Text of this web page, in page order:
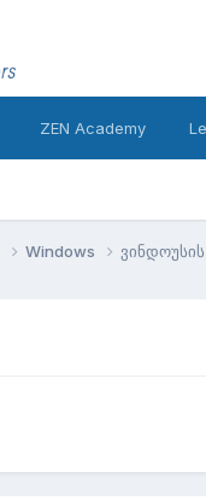
ZEN Academy
Windows